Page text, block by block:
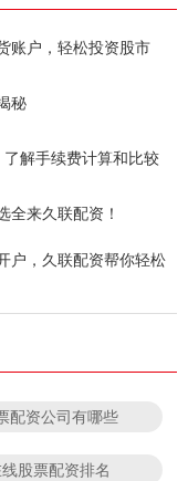
账户，轻松投资股市
秘
解手续费计算和比较
全来久联配资！
户，久联配资帮你轻松
配资公司有哪些
股票配资排名